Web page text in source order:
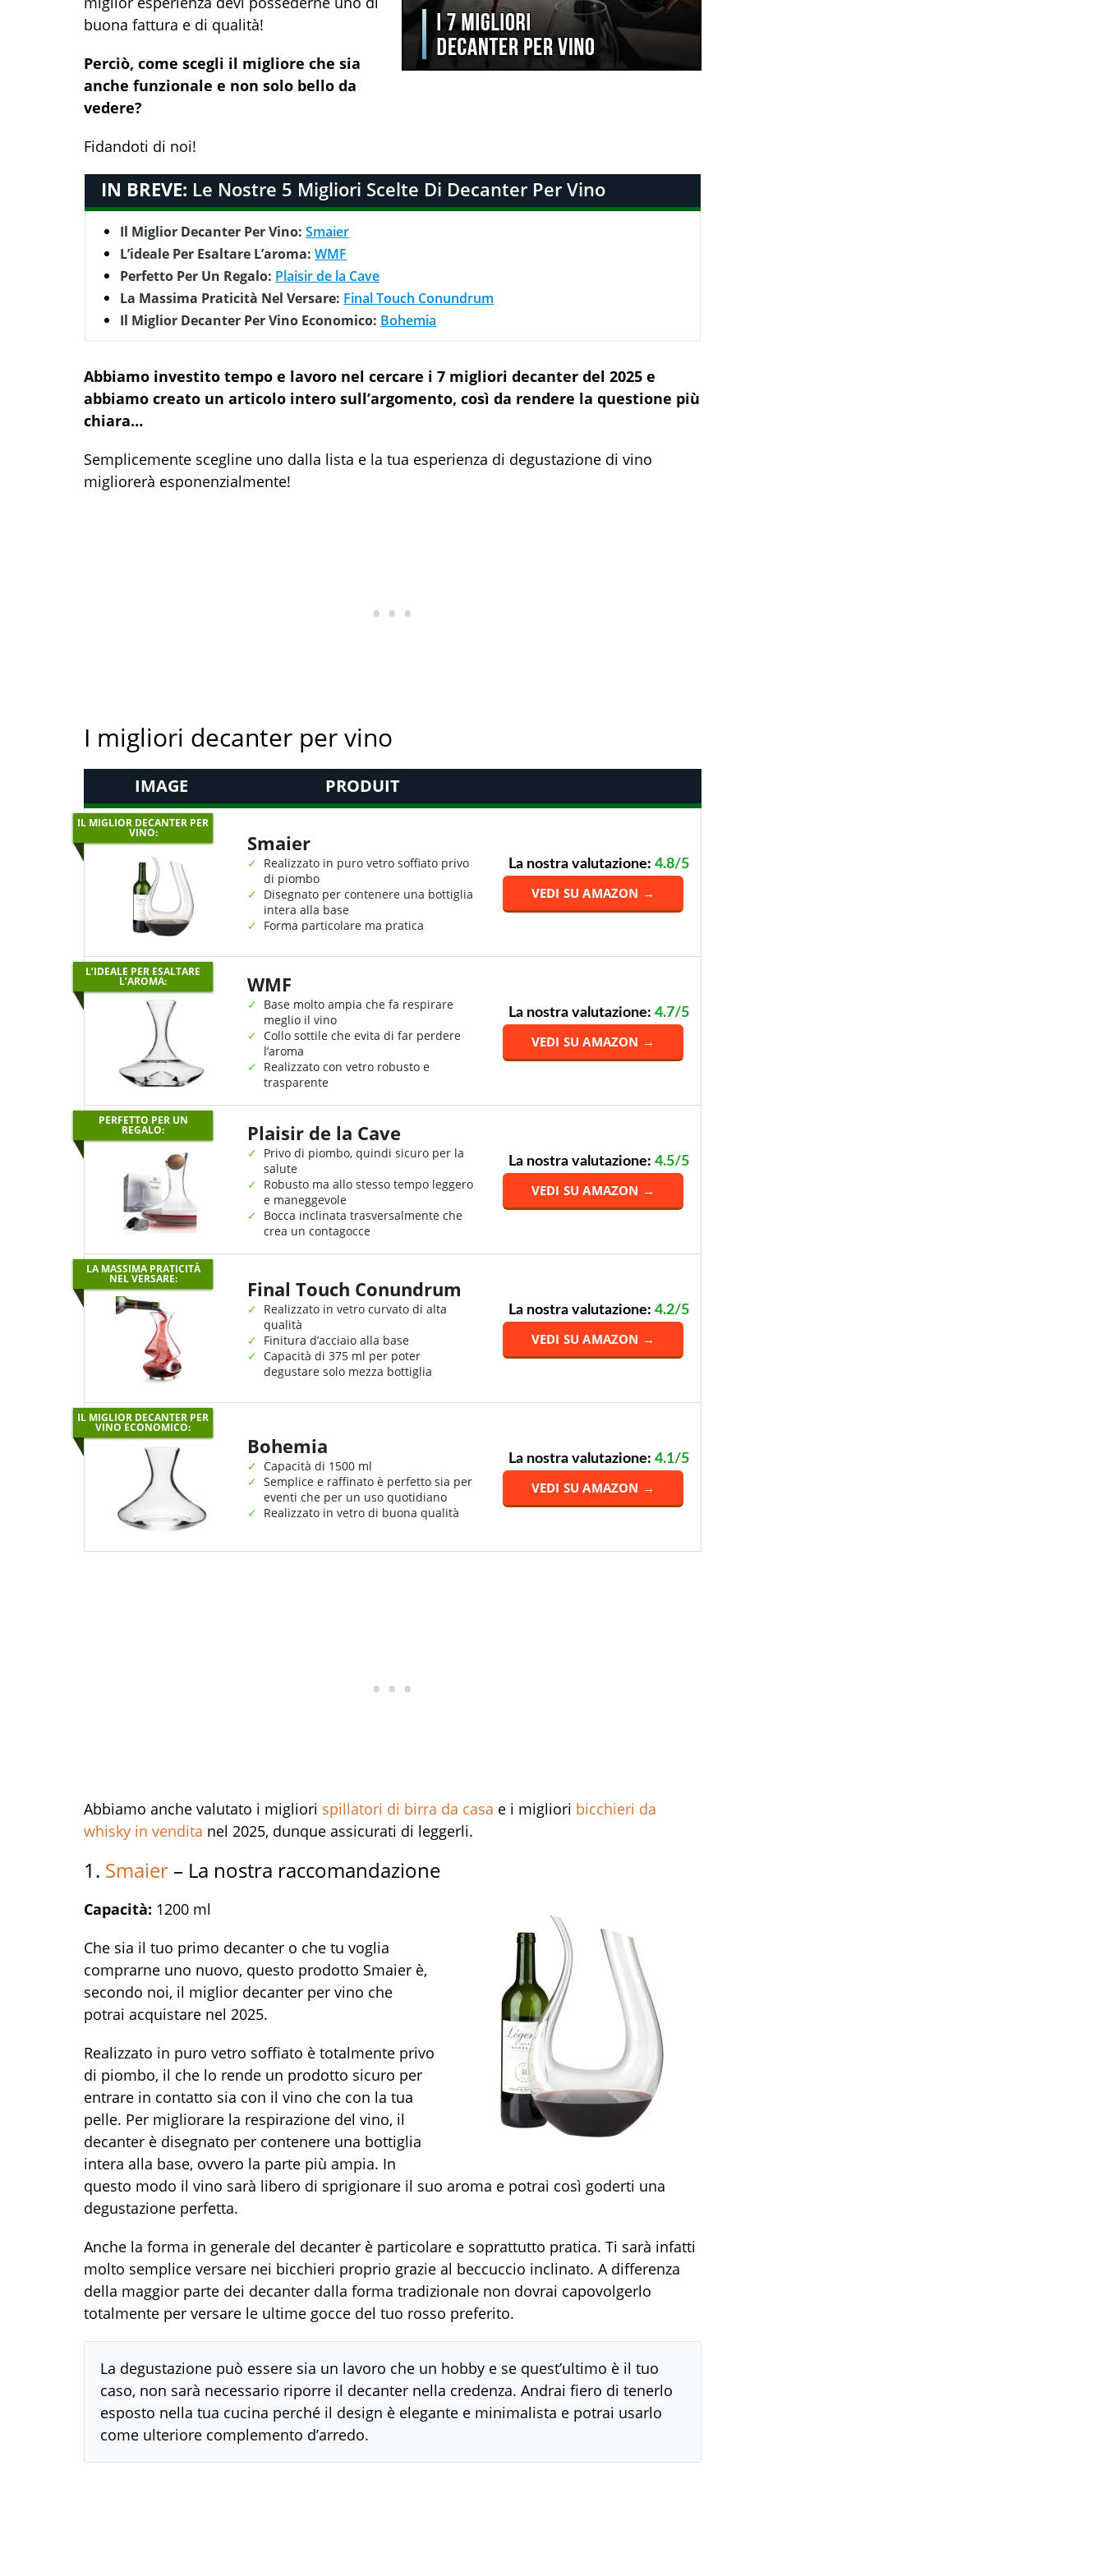
buona fattura e di qualità!
Perciò, come scegli il migliore che sia
anche funzionale e non solo bello da
vedere?
Fidandoti di noi!
IN BREVE: Le Nostre 5 Migliori Scelte Di Decanter Per Vino
Il Miglior Decanter Per Vino:Smaier
L’ideale Per Esaltare L’aroma:WMF
Perfetto Per Un Regalo: Plaisir de la Cave
La Massima Praticità Nel Versare: Final Touch Conundrum
Il Miglior Decanter Per Vino Economico: Bohemia
Abbiamo investito tempo e lavoro nel cercare i 7 migliori decanter del 2025 e
abbiamo creato un articolo intero sull’argomento, così da rendere la questione più
chiara…
Semplicemente scegline uno dalla lista e la tua esperienza di degustazione di vino
migliorerà esponenzialmente!
I migliori decanter per vino
IMAGE PRODUIT
IL MIGLIOR DECANTER PER
VINO: Smaier
Realizzato in puro vetro soffiato privo
di piombo
Disegnato per contenere una bottiglia
intera alla base
Forma particolare ma pratica
La nostra valutazione: 4.8/5
VEDI SU AMAZON →
L’IDEALE PER ESALTARE
L’AROMA: WMF
Base molto ampia che fa respirare
meglio il vino
Collo sottile che evita di far perdere
l’aroma
Realizzato con vetro robusto e
trasparente
La nostra valutazione: 4.7/5
VEDI SU AMAZON →
PERFETTO PER UN
REGALO: Plaisir de la Cave
Privo di piombo, quindi sicuro per la
salute
Robusto ma allo stesso tempo leggero
e maneggevole
Bocca inclinata trasversalmente che
crea un contagocce
La nostra valutazione: 4.5/5
VEDI SU AMAZON →
LA MASSIMA PRATICITÀ
NEL VERSARE: Final Touch Conundrum
Realizzato in vetro curvato di alta
qualità
Finitura d’acciaio alla base
Capacità di 375 ml per poter
degustare solo mezza bottiglia
La nostra valutazione: 4.2/5
VEDI SU AMAZON →
IL MIGLIOR DECANTER PER
VINO ECONOMICO:
Bohemia
Capacità di 1500 ml
Semplice e raffinato è perfetto sia per
eventi che per un uso quotidiano
Realizzato in vetro di buona qualità
La nostra valutazione: 4.1/5
VEDI SU AMAZON →
Abbiamo anche valutato i migliori spillatori di birra da casa e i migliori bicchieri da
whisky in vendita nel 2025, dunque assicurati di leggerli.
1. Smaier – La nostra raccomandazione
Capacità: 1200 ml
Che sia il tuo primo decanter o che tu voglia
comprarne uno nuovo, questo prodotto Smaier è,
secondo noi, il miglior decanter per vino che
potrai acquistare nel 2025.
Realizzato in puro vetro soffiato è totalmente privo
di piombo, il che lo rende un prodotto sicuro per
entrare in contatto sia con il vino che con la tua
pelle. Per migliorare la respirazione del vino, il
decanter è disegnato per contenere una bottiglia
intera alla base, ovvero la parte più ampia. In
questo modo il vino sarà libero di sprigionare il suo aroma e potrai così goderti una
degustazione perfetta.
Anche la forma in generale del decanter è particolare e soprattutto pratica. Ti sarà infatti
molto semplice versare nei bicchieri proprio grazie al beccuccio inclinato. A differenza
della maggior parte dei decanter dalla forma tradizionale non dovrai capovolgerlo
totalmente per versare le ultime gocce del tuo rosso preferito.
La degustazione può essere sia un lavoro che un hobby e se quest’ultimo è il tuo
caso, non sarà necessario riporre il decanter nella credenza. Andrai fiero di tenerlo
esposto nella tua cucina perché il design è elegante e minimalista e potrai usarlo
come ulteriore complemento d’arredo.